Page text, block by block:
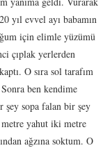
yıl evvel ayı babamın
için elimle yüzümü
çıplak yerlerden
O sıra sol tarafım
ben kendime
şey sopa falan bir şey
yahut iki metre
ağzına soktum. O